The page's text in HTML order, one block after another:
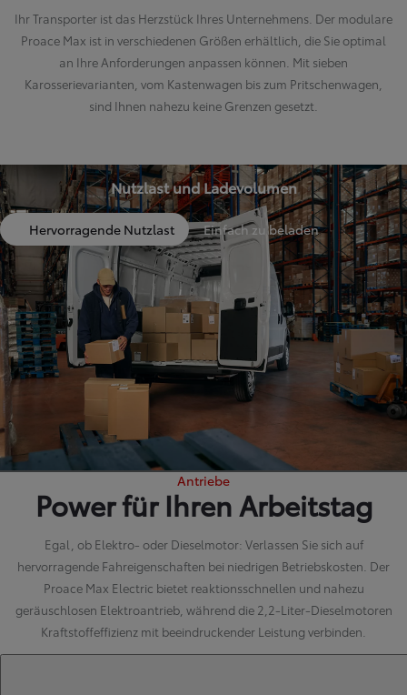
Ihr Transporter ist das Herzstück Ihres Unternehmens. Der modulare
Proace Max ist in verschiedenen Größen erhältlich, die Sie optimal
an Ihre Anforderungen anpassen können. Mit sieben
Karosserievarianten, vom Kastenwagen bis zum Pritschenwagen,
sind Ihnen nahezu keine Grenzen gesetzt.
Nutzlast und Ladevolumen
Hervorragende Nutzlast Einfach zu beladen
Antriebe
Power für Ihren Arbeitstag
Egal, ob Elektro- oder Dieselmotor: Verlassen Sie sich auf
hervorragende Fahreigenschaften bei niedrigen Betriebskosten. Der
Proace Max Electric bietet reaktionsschnellen und nahezu
geräuschlosen Elektroantrieb, während die 2,2-Liter-Dieselmotoren
Kraftstoffeffizienz mit beeindruckender Leistung verbinden.